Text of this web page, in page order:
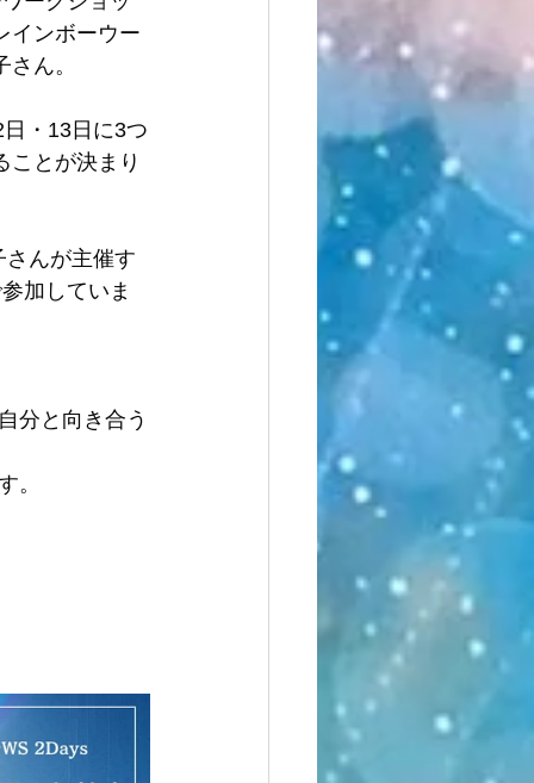
インボーウー
ん。
・13日に3つ
ことが決まり
んが主催す
加していま
分と向き合う
。